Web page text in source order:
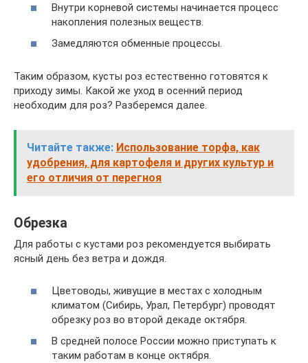
Внутри корневой системы начинается процесс
накопления полезных веществ.
Замедляются обменные процессы.
Таким образом, кусты роз естественно готовятся к
приходу зимы. Какой же уход в осенний период
необходим для роз? Разберемся далее.
Читайте также: Использование торфа, как
удобрения, для картофеля и других культур и
его отличия от перегноя
Обрезка
Для работы с кустами роз рекомендуется выбирать
ясный день без ветра и дождя.
Цветоводы, живущие в местах с холодным
климатом (Сибирь, Урал, Петербург) проводят
обрезку роз во второй декаде октября.
В средней полосе России можно приступать к
таким работам в конце октября.